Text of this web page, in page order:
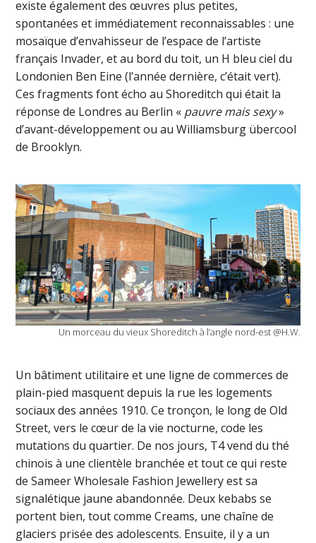
existe également des œuvres plus petites,
spontanées et immédiatement reconnaissables : une
mosaïque d’envahisseur de l’espace de l’artiste
français Invader, et au bord du toit, un H bleu ciel du
Londonien Ben Eine (l’année dernière, c’était vert).
Ces fragments font écho au Shoreditch qui était la
réponse de Londres au Berlin « pauvre mais sexy»
d’avant-développement ou au Williamsburg übercool
de Brooklyn.
Un morceau du vieux Shoreditch à l’angle nord-est @H.W.
Un bâtiment utilitaire et une ligne de commerces de
plain-pied masquent depuis la rue les logements
sociaux des années 1910. Ce tronçon, le long de Old
Street, vers le cœur de la vie nocturne, code les
mutations du quartier. De nos jours, T4 vend du thé
chinois à une clientèle branchée et tout ce qui reste
de Sameer Wholesale Fashion Jewellery est sa
signalétique jaune abandonnée. Deux kebabs se
portent bien, tout comme Creams, une chaîne de
glaciers prisée des adolescents. Ensuite, il y a un